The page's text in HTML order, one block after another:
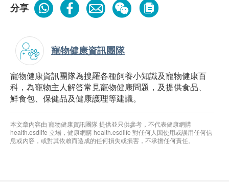
分享
寵物健康資訊團隊
寵物健康資訊團隊為搜羅各種飼養小知識及寵物健康百
科，為寵物主人解答常見寵物健康問題，及提供食品、
鮮食包、保健品及健康護理等建議。
本文章內容由 寵物健康資訊團隊 提供並只供參考，不代表健康網購
health.esdlife 立場，健康網購 health.esdlife 對任何人因使用或誤用任何信
息或內容，或對其依賴而造成的任何損失或損害，不承擔任何責任。